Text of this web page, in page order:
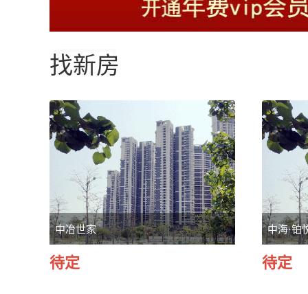
找新房
中冶世家
待定
中海·铂
待定